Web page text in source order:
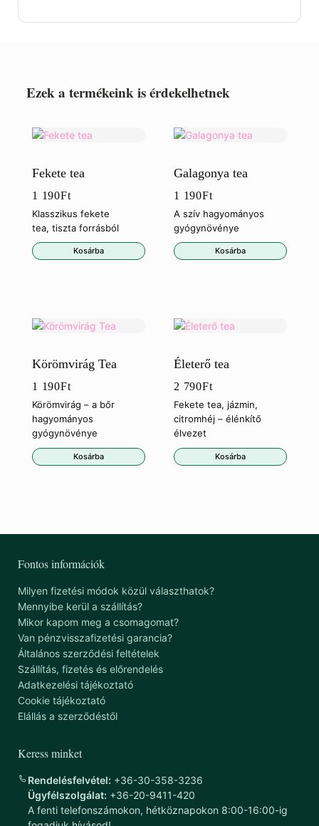
Ezek a termékeink is érdekelhetnek
Fekete tea
1 190Ft
Klasszikus fekete
tea, tiszta forrásból
Kosárba
Galagonya tea
1 190Ft
A szív hagyományos
gyógynövénye
Kosárba
Körömvirág Tea
1 190Ft
Körömvirág – a bőr
hagyományos
gyógynövénye
Kosárba
Életerő tea
2 790Ft
Fekete tea, jázmin,
citromhéj – élénkítő
élvezet
Kosárba
Fontos információk
Milyen fizetési módok közül választhatok?
Mennyibe kerül a szállítás?
Mikor kapom meg a csomagomat?
Van pénzvisszafizetési garancia?
Általános szerződési feltételek
Szállítás, fizetés és előrendelés
Adatkezelési tájékoztató
Cookie tájékoztató
Elállás a szerződéstől
Keress minket
Rendelésfelvétel: +36-30-358-3236
Ügyfélszolgálat: +36-20-9411-420
A fenti telefonszámokon, hétköznapokon 8:00-16:00-ig